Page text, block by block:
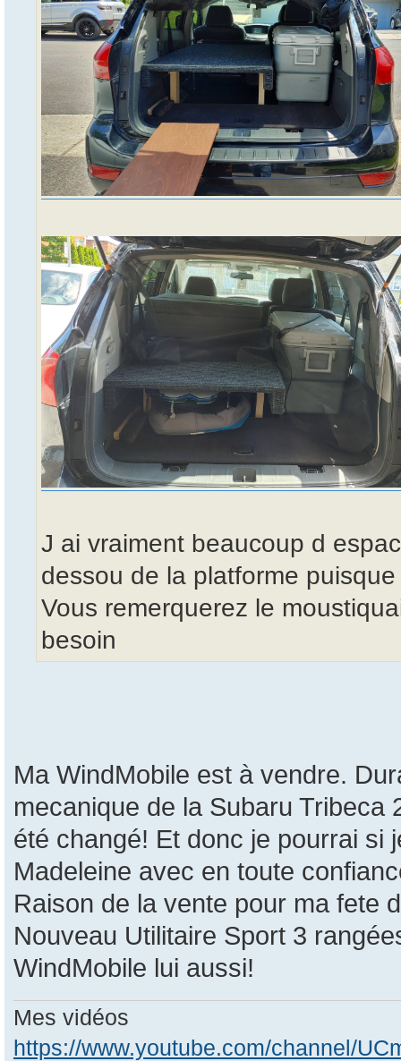
J ai vraiment beaucoup d
dessou de la platforme
Vous remerquerez le
besoin
Ma WindMobile est à vendre.
mecanique de la Subaru Tribeca
été changé! Et donc je pourrai si
Madeleine avec en toute
Raison de la vente pour ma fete
Nouveau Utilitaire Sport 3
WindMobile lui aussi!
Mes vidéos
https://www.youtube.com/channel/